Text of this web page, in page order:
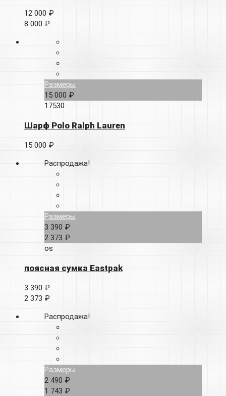
12 000 ₽
8 000 ₽
Размеры
15 000 ₽
17530
Шарф Polo Ralph Lauren
15 000 ₽
Распродажа!
Размеры
3 390 ₽
2 373 ₽
os
поясная сумка Eastpak
3 390 ₽
2 373 ₽
Распродажа!
Размеры
2 490 ₽
1 743 ₽